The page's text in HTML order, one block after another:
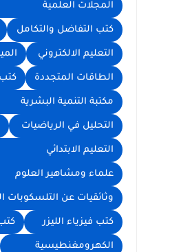
المجلات العلمية
كتب التفاضل والتكامل
التعليم الالكتروني
الطاقات المتجددة كتب
مكتبة التنمية البشرية
التحليل في الرياضيات
التعليم الابتدائي
علماء ومشاهير العلوم
وثائقيات عن التلسكوبات
كتب فيزياء الليزر
الكهرومغنطيسية